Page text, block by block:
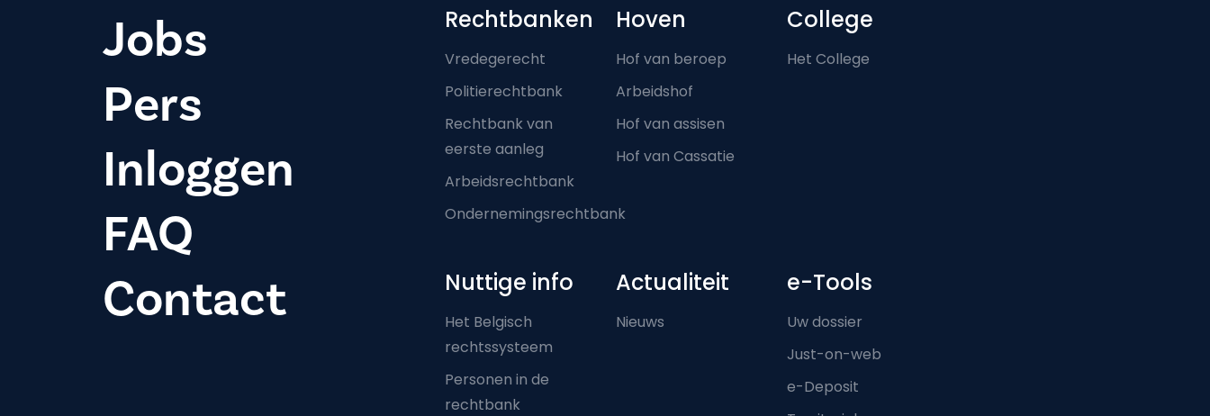
Jobs
Pers
Inloggen
FAQ
Contact
Footer-menu
Rechtbanken
Vredegerecht
Politierechtbank
Rechtbank van
eerste aanleg
Arbeidsrechtbank
Ondernemingsrechtbank
Hoven
Hof van beroep
Arbeidshof
Hof van assisen
Hof van Cassatie
College
Het College
Nuttige info
Het Belgisch
rechtssysteem
Personen in de
rechtbank
Actualiteit
Nieuws
e-Tools
Uw dossier
Just-on-web
e-Deposit